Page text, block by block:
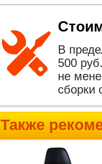
В
500
не
сборки
Также